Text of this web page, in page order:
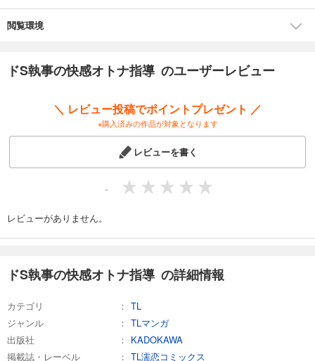
閲覧環境
ドS執事の快感オトナ指導 のユーザーレビュー
＼ レビュー投稿でポイントプレゼント ／
※購入済みの作品が対象となります
レビューを書く
-
レビューがありません。
ドS執事の快感オトナ指導 の詳細情報
カテゴリ
TL
ジャンル
TLマンガ
出版社
KADOKAWA
掲載誌・レーベル
TL濡恋コミックス